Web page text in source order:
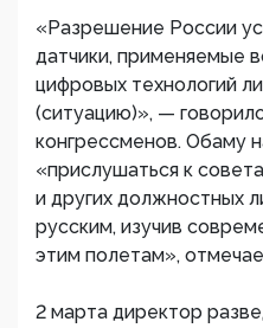
«Разрешение России
датчики, применяемые
цифровых технологий
(ситуацию)», —
конгрессменов. Обаму
«прислушаться к
и других должностных
русским, изучив
этим полетам»,
2 марта директор